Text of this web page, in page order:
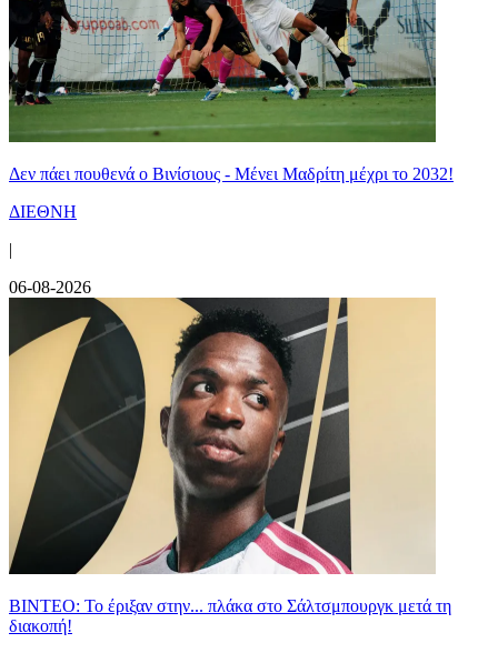
Δεν πάει πουθενά ο Βινίσιους - Μένει Μαδρίτη μέχρι το 2032!
ΔΙΕΘΝΗ
|
06-08-2026
ΒΙΝΤΕΟ: Το έριξαν στην... πλάκα στο Σάλτσμπουργκ μετά τη
διακοπή!